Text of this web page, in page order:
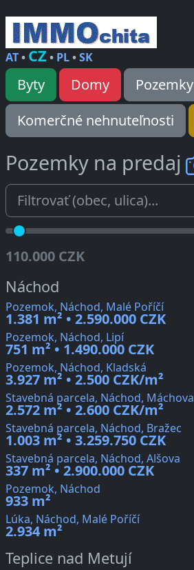
AT• CZ • PL•SK
Byty Domy
Pozemky
Komerčné nehnuteľnosti
Pozemky na predaj
110.000 CZK
Náchod
Pozemok, Náchod, Malé Poříčí
1.381 m² • 2.590.000 CZK
Pozemok, Náchod, Lipí
751 m² • 1.490.000 CZK
Pozemok, Náchod, Kladská
3.927 m² • 2.500 CZK/m²
Stavebná parcela, Náchod, Máchova
2.572 m² • 2.600 CZK/m²
Stavebná parcela, Náchod, Bražec
1.003 m² • 3.259.750 CZK
Stavebná parcela, Náchod, Alšova
337 m² • 2.900.000 CZK
Pozemok, Náchod
933 m²
Lúka, Náchod, Malé Poříčí
2.934 m²
Teplice nad Metují